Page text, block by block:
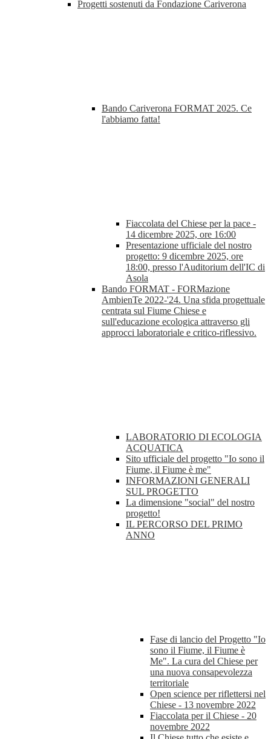
Progetti sostenuti da Fondazione Cariverona
Bando Cariverona FORMAT 2025. Ce
l'abbiamo fatta!
Fiaccolata del Chiese per la pace -
14 dicembre 2025, ore 16:00
Presentazione ufficiale del nostro
progetto: 9 dicembre 2025, ore
18:00, presso l'Auditorium dell'IC di
Asola
Bando FORMAT - FORMazione
AmbienTe 2022-'24. Una sfida progettuale
centrata sul Fiume Chiese e
sull'educazione ecologica attraverso gli
approcci laboratoriale e critico-riflessivo.
LABORATORIO DI ECOLOGIA
ACQUATICA
Sito ufficiale del progetto "Io sono il
Fiume, il Fiume è me"
INFORMAZIONI GENERALI
SUL PROGETTO
La dimensione "social" del nostro
progetto!
IL PERCORSO DEL PRIMO
ANNO
Fase di lancio del Progetto "Io
sono il Fiume, il Fiume è
Me". La cura del Chiese per
una nuova consapevolezza
territoriale
Open science per riflettersi nel
Chiese - 13 novembre 2022
Fiaccolata per il Chiese - 20
novembre 2022